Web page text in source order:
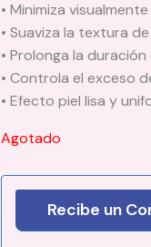
• Minimiza
• Suaviza la textura
• Prolonga la duración
• Controla el exceso
• Efecto piel lisa y
Agotado
Recibe un